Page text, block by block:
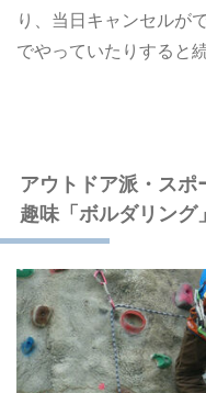
り、当日キャンセルが
でやっていたりすると
アウトドア派・スポ
趣味「ボルダリング」